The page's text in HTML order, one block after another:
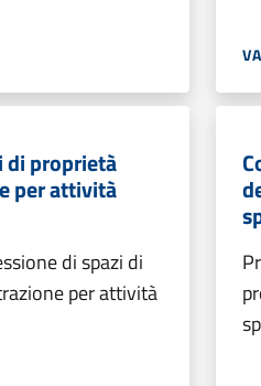
di proprietà
per attività
di spazi di
per attività